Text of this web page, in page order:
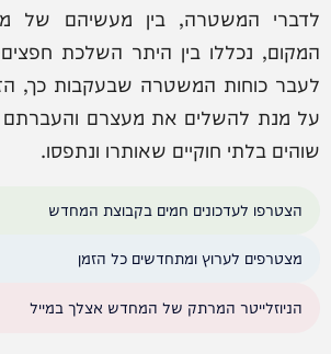
לדברי המשטרה, בין מעשיהם של
המקום, נכללו בין היתר השלכת
לעבר כוחות המשטרה שבעקבות כך,
על מנת להשלים את מעצרם
שוהים בלתי חוקיים שאותרו ונתפסו.
הצטרפו לעדכונים חמים בקבוצת המחדש
מצטרפים לערוץ ומתחדשים כל הזמן
הניוזלייטר המרתק של המחדש אצלך במייל